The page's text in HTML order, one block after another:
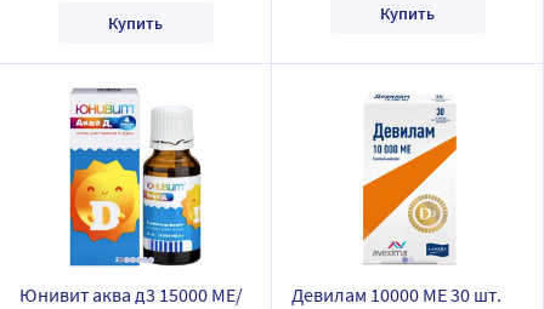
Купить Купить
Юнивит аква д3 15000 МЕ/
Девилам 10000 МЕ 30 шт.